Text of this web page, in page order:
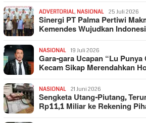
ADVERTORIAL, NASIONAL 25 Juli 2026
Sinergi PT Palma Pertiwi
Kemendes Wujudkan
NASIONAL 19 Juli 2026
Gara-gara Ucapan “Lu Punya
Kecam Sikap Merendahkan
NASIONAL 21 Juni 2026
Sengketa Utang-Piutang,
Rp11,1 Miliar ke Rekening